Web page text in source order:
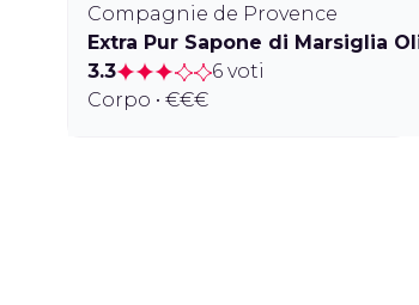
Compagnie de Provence
Extra Pur Sapone di Marsiglia
3.3
6 voti
Corpo • €€€